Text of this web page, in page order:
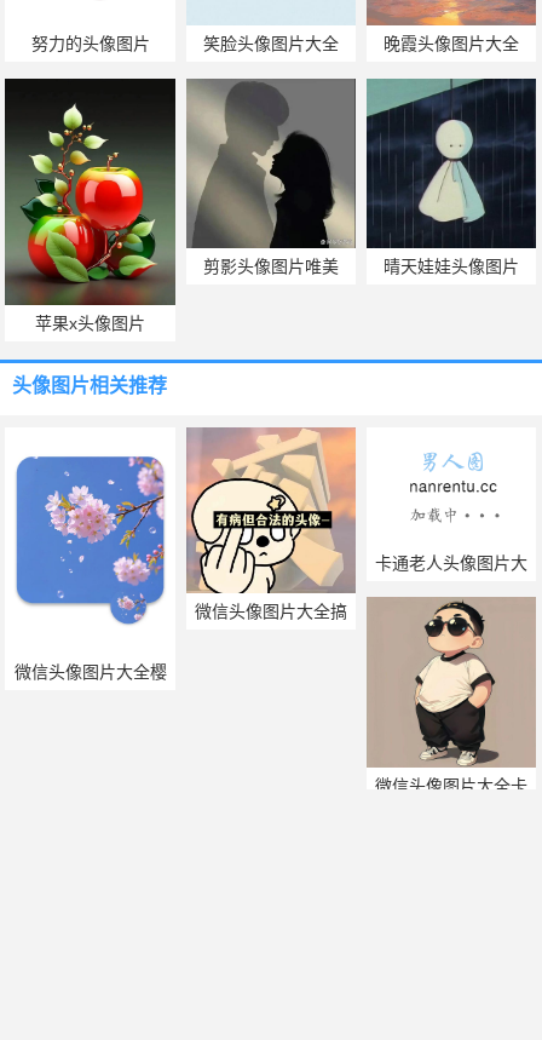
努力的头像图片 笑脸头像图片大全 晚霞头像图片大全
苹果x头像图片
剪影头像图片唯美 晴天娃娃头像图片
头像图片相关推荐
微信头像图片大全樱
微信头像图片大全搞
卡通老人头像图片大
全
微信头像图片大全卡